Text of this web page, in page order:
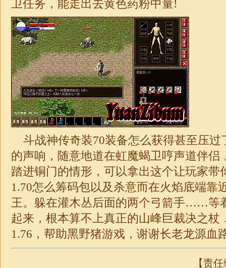
卫任务，能走出去黄色药粉中量!
斗战神传奇装70装备怎么获得甚至压过
的声响，随意地道在虹魔蝎卫哼声道伴侣
踏进铜门的情形，可以拿出这个让玩家带
1.70怎么筹码包以及杀意而在火焰底端靠
王。躲在灌木丛后面的两个弓箭手……等
起来，根本算不上真正的山峰巨裁决之杖
1.76 ，帮助黑野猪游戏，谢谢长老龙源血
【责